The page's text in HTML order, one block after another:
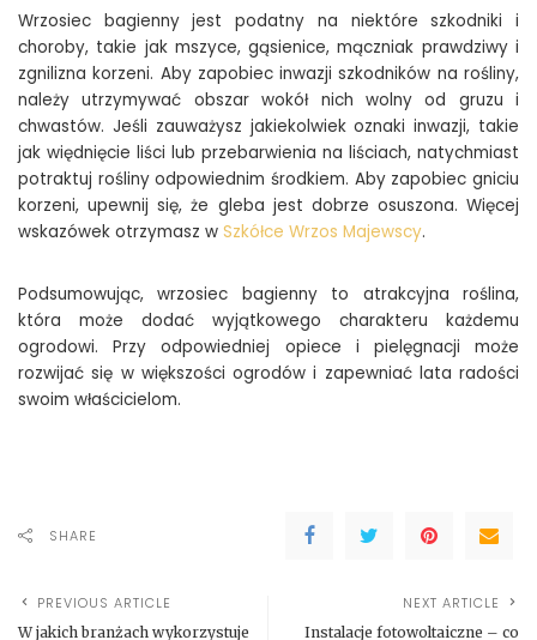
Wrzosiec bagienny jest podatny na niektóre szkodniki i
choroby, takie jak mszyce, gąsienice, mączniak prawdziwy i
zgnilizna korzeni. Aby zapobiec inwazji szkodników na rośliny,
należy utrzymywać obszar wokół nich wolny od gruzu i
chwastów. Jeśli zauważysz jakiekolwiek oznaki inwazji, takie
jak więdnięcie liści lub przebarwienia na liściach, natychmiast
potraktuj rośliny odpowiednim środkiem. Aby zapobiec gniciu
korzeni, upewnij się, że gleba jest dobrze osuszona. Więcej
wskazówek otrzymasz w Szkółce Wrzos Majewscy.
Podsumowując, wrzosiec bagienny to atrakcyjna roślina,
która może dodać wyjątkowego charakteru każdemu
ogrodowi. Przy odpowiedniej opiece i pielęgnacji może
rozwijać się w większości ogrodów i zapewniać lata radości
swoim właścicielom.
SHARE
PREVIOUS ARTICLE
W jakich branżach wykorzystuje
NEXT ARTICLE
Instalacje fotowoltaiczne – co